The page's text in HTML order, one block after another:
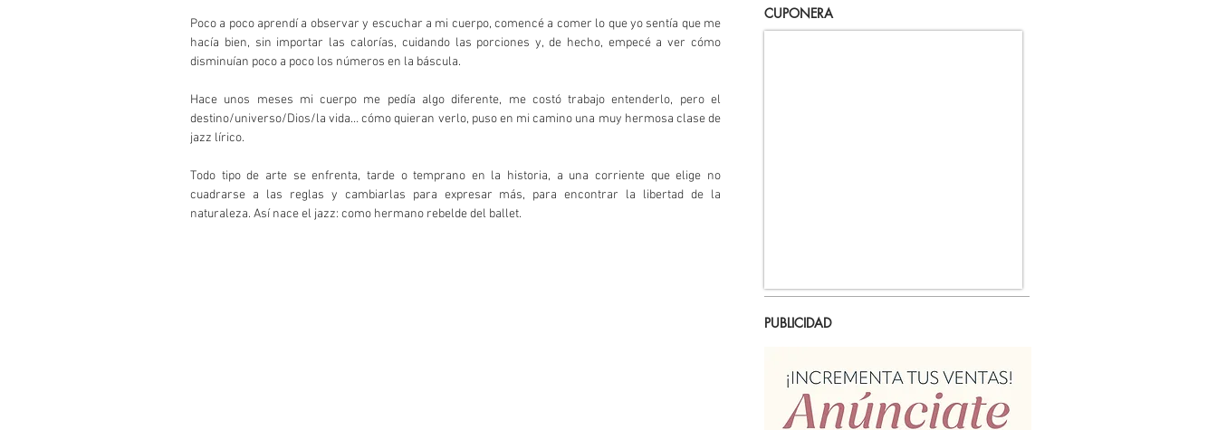
Poco a poco aprendí a observar y escuchar a mi cuerpo, comencé a comer lo que yo sentía que me
hacía bien, sin importar las calorías, cuidando las porciones y, de hecho, empecé a ver cómo
disminuían poco a poco los números en la báscula.
Hace unos meses mi cuerpo me pedía algo diferente, me costó trabajo entenderlo, pero el
destino/universo/Dios/la vida… cómo quieran verlo, puso en mi camino una muy hermosa clase de
jazz lírico.
Todo tipo de arte se enfrenta, tarde o temprano en la historia, a una corriente que elige no
cuadrarse a las reglas y cambiarlas para expresar más, para encontrar la libertad de la
naturaleza. Así nace el jazz: como hermano rebelde del ballet.
CUPONERA
PUBLICIDAD